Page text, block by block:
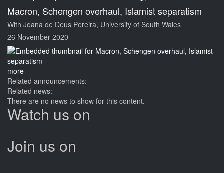
Macron, Schengen overhaul, Islamist separatism
With Joana de Deus Pereira, University of South Wales
26 November 2020
more
Related announcements:
Related news:
There are no news to show for this content.
Watch us on
Join us on